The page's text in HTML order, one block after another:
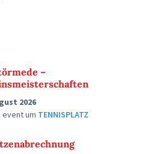
–
2026
eventum TENNISPLATZ